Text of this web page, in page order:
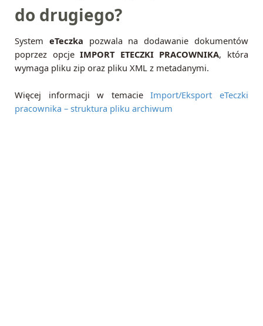
do drugiego?
System eTeczka pozwala na dodawanie dokumentów
poprzez opcjeIMPORT ETECZKI PRACOWNIKA, która
wymaga pliku zip oraz pliku XML z metadanymi.
Więcej informacji w temacieImport/Eksport eTeczki
pracownika – struktura pliku archiwum